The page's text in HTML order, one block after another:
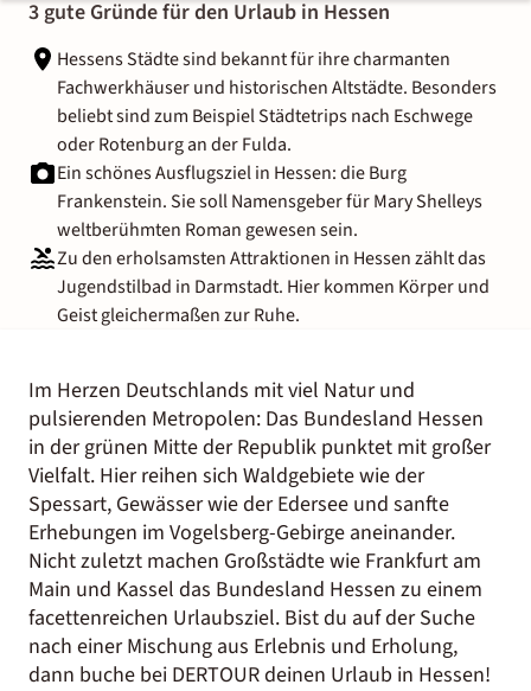
3 gute Gründe für den Urlaub in Hessen
Hessens Städte sind bekannt für ihre charmanten
Fachwerkhäuser und historischen Altstädte. Besonders
beliebt sind zum Beispiel Städtetrips nach Eschwege
oder Rotenburg an der Fulda.
Ein schönes Ausflugsziel in Hessen: die Burg
Frankenstein. Sie soll Namensgeber für Mary Shelleys
weltberühmten Roman gewesen sein.
Zu den erholsamsten Attraktionen in Hessen zählt das
Jugendstilbad in Darmstadt. Hier kommen Körper und
Geist gleichermaßen zur Ruhe.
Im Herzen Deutschlands mit viel Natur und
pulsierenden Metropolen: Das Bundesland Hessen
in der grünen Mitte der Republik punktet mit großer
Vielfalt. Hier reihen sich Waldgebiete wie der
Spessart, Gewässer wie der Edersee und sanfte
Erhebungen im Vogelsberg-Gebirge aneinander.
Nicht zuletzt machen Großstädte wie Frankfurt am
Main und Kassel das Bundesland Hessen zu einem
facettenreichen Urlaubsziel. Bist du auf der Suche
nach einer Mischung aus Erlebnis und Erholung,
dann buche bei DERTOUR deinen Urlaub in Hessen!